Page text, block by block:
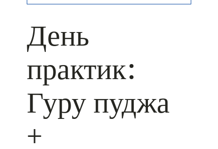
День
практик:
Гуру пуджа
+